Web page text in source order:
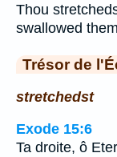
Thou
swallowed
Trésor de
stretchedst
Exode 15:6
Ta droite, ô